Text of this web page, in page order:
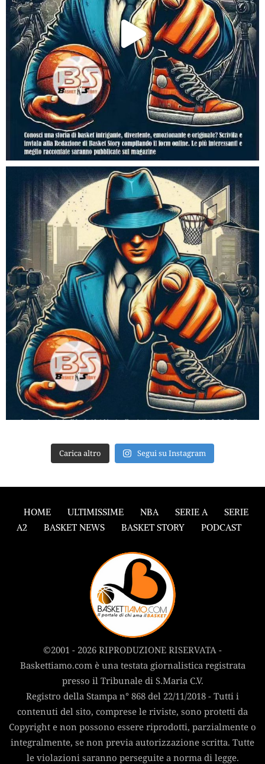
Carica altro Segui su Instagram
HOME ULTIMISSIME NBA SERIE A
SERIE
A2
BASKET NEWS BASKET STORY PODCAST
©2001 - 2026 RIPRODUZIONE RISERVATA -
Baskettiamo.com è una testata giornalistica registrata
presso il Tribunale di S.Maria C.V.
Registro della Stampa n° 868 del 22/11/2018 - Tutti i
contenuti del sito, comprese le riviste, sono protetti da
Copyright e non possono essere riprodotti, parzialmente o
integralmente, se non previa autorizzazione scritta. Tutte
le violazioni saranno perseguite a norma di legge.